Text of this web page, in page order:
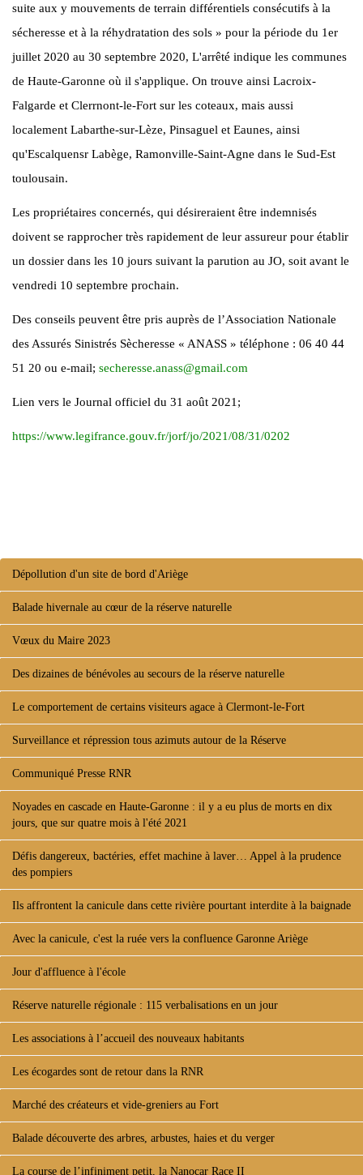
suite aux y mouvements de terrain différentiels consécutifs à la
sécheresse et à la réhydratation des sols » pour la période du 1er
juillet 2020 au 30 septembre 2020, L'arrêté indique les communes
de Haute-Garonne où il s'applique. On trouve ainsi Lacroix-
Falgarde et Clerrnont-le-Fort sur les coteaux, mais aussi
localement Labarthe-sur-Lèze, Pinsaguel et Eaunes, ainsi
qu'Escalquensr Labège, Ramonville-Saint-Agne dans le Sud-Est
toulousain.
Les propriétaires concernés, qui désireraient être indemnisés
doivent se rapprocher très rapidement de leur assureur pour établir
un dossier dans les 10 jours suivant la parution au JO, soit avant le
vendredi 10 septembre prochain.
Des conseils peuvent être pris auprès de l’Association Nationale
des Assurés Sinistrés Sècheresse « ANASS » téléphone : 06 40 44
51 20 ou e-mail; secheresse.anass@gmail.com
Lien vers le Journal officiel du 31 août 2021;
https://www.legifrance.gouv.fr/jorf/jo/2021/08/31/0202
Dépollution d'un site de bord d'Ariège
Balade hivernale au cœur de la réserve naturelle
Vœux du Maire 2023
Des dizaines de bénévoles au secours de la réserve naturelle
Le comportement de certains visiteurs agace à Clermont-le-Fort
Surveillance et répression tous azimuts autour de la Réserve
Communiqué Presse RNR
Noyades en cascade en Haute-Garonne : il y a eu plus de morts en dix
jours, que sur quatre mois à l'été 2021
Défis dangereux, bactéries, effet machine à laver… Appel à la prudence
des pompiers
Ils affrontent la canicule dans cette rivière pourtant interdite à la baignade
Avec la canicule, c'est la ruée vers la confluence Garonne Ariège
Jour d'affluence à l'école
Réserve naturelle régionale : 115 verbalisations en un jour
Les associations à l’accueil des nouveaux habitants
Les écogardes sont de retour dans la RNR
Marché des créateurs et vide-greniers au Fort
Balade découverte des arbres, arbustes, haies et du verger
La course de l’infiniment petit, la Nanocar Race II